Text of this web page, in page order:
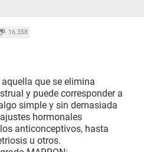
16.358
que se elimina
y puede corresponder a
simple y sin demasiada
hormonales
anticonceptivos, hasta
u otros.